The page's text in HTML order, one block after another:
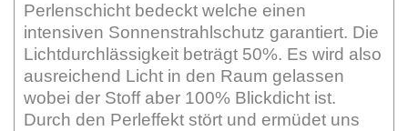
Perlenschicht bedeckt welche einen
intensiven Sonnenstrahlschutz garantiert. Die
Lichtdurchlässigkeit beträgt 50%. Es wird also
ausreichend Licht in den Raum gelassen
wobei der Stoff aber 100% Blickdicht ist.
Durch den Perleffekt stört und ermüdet uns